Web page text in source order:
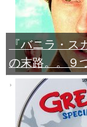
『バニラ・ス
の末路。。９